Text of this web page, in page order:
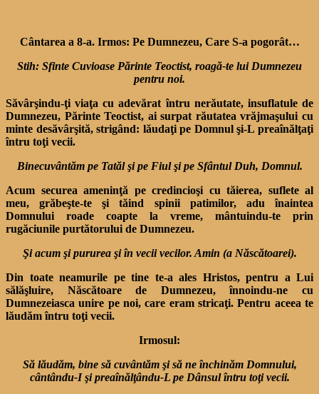
Cântarea a 8-a. Irmos: Pe Dumnezeu, Care S-a pogorât…
Stih: Sfinte Cuvioase Părinte Teoctist, roagă-te lui Dumnezeu
pentru noi.
Săvârşindu-ţi viaţa cu adevărat întru nerăutate, insuflatule de
Dumnezeu, Părinte Teoctist, ai surpat răutatea vrăjmaşului cu
minte desăvârşită, strigând: lăudaţi pe Domnul şi-L preaînălţaţi
întru toţi vecii.
Binecuvântăm pe Tatăl şi pe Fiul şi pe Sfântul Duh, Domnul.
Acum securea ameninţă pe credincioşi cu tăierea, suflete al
meu, grăbeşte-te şi tăind spinii patimilor, adu înaintea
Domnului roade coapte la vreme, mântuindu-te prin
rugăciunile purtătorului de Dumnezeu.
Şi acum şi pururea şi în vecii vecilor. Amin (a Născătoarei).
Din toate neamurile pe tine te-a ales Hristos, pentru a Lui
sălăşluire, Născătoare de Dumnezeu, înnoindu-ne cu
Dumnezeiasca unire pe noi, care eram stricaţi. Pentru aceea te
lăudăm întru toţi vecii.
Irmosul:
Să lăudăm, bine să cuvântăm şi să ne închinăm Domnului,
cântându-I şi preaînălţându-L pe Dânsul întru toţi vecii.